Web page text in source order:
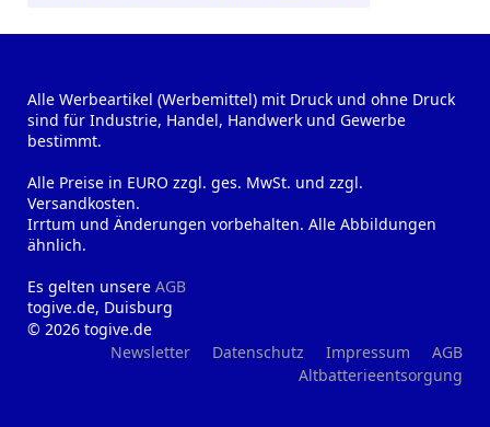
Alle Werbeartikel (Werbemittel) mit Druck und ohne Druck
sind für Industrie, Handel, Handwerk und Gewerbe
bestimmt.
Alle Preise in EURO zzgl. ges. MwSt. und zzgl.
Versandkosten.
Irrtum und Änderungen vorbehalten. Alle Abbildungen
ähnlich.
Es gelten unsere AGB
togive.de, Duisburg
© 2026 togive.de
Newsletter
Datenschutz Impressum
AGB
Altbatterieentsorgung